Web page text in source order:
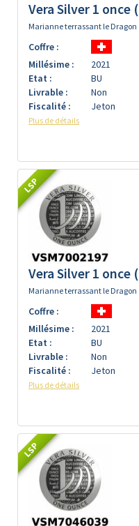
Vera Silver 1 once
Marianne terrassant le Dragon
Coffre :
Millésime :
2021
Etat :
BU
Livrable :
Non
Fiscalité :
Jeton
Plus de détails
LSP
Vera Silver 1 once
Marianne terrassant le Dragon
Coffre :
Millésime :
2021
Etat :
BU
Livrable :
Non
Fiscalité :
Jeton
Plus de détails
LSP